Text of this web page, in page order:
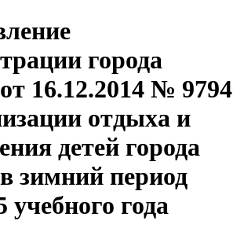
города
16.12.2014 № 9794
отдыха и
детей города
зимний период
учебного года